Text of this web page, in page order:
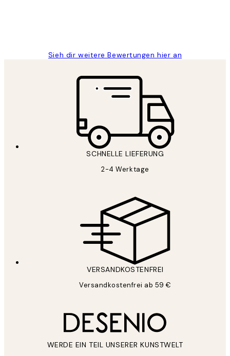
Sieh dir weitere Bewertungen hier an
SCHNELLE LIEFERUNG
2-4 Werktage
VERSANDKOSTENFREI
Versandkostenfrei ab 59 €
WERDE EIN TEIL UNSERER KUNSTWELT